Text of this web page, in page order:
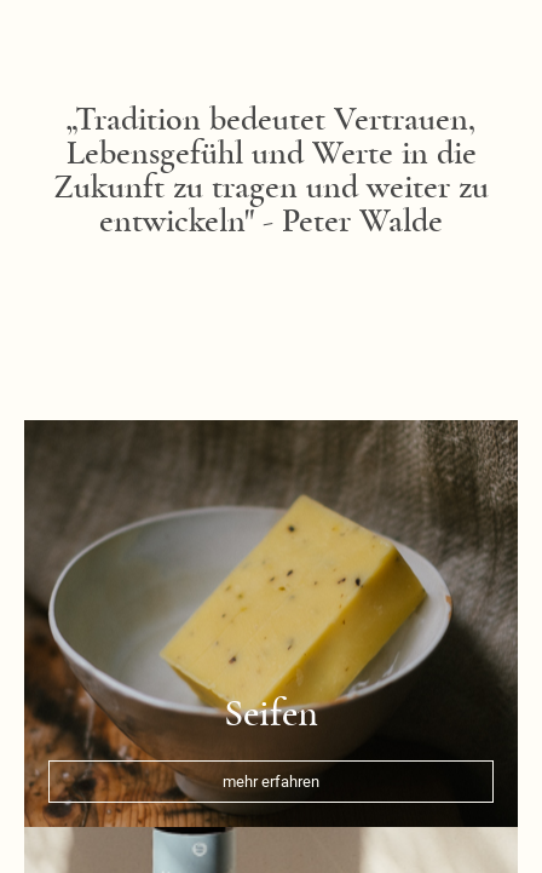
„Tradition bedeutet Vertrauen,
Lebensgefühl und Werte in die
Zukunft zu tragen und weiter zu
entwickeln" - Peter Walde
Seifen
mehr erfahren